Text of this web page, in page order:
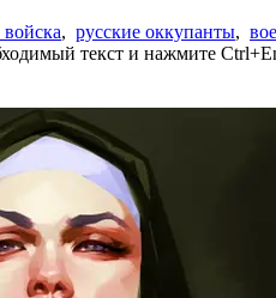
, русские оккупанты,
текст и нажмите